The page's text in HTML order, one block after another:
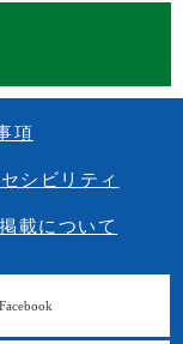
項
シビリティ
載について
Facebook